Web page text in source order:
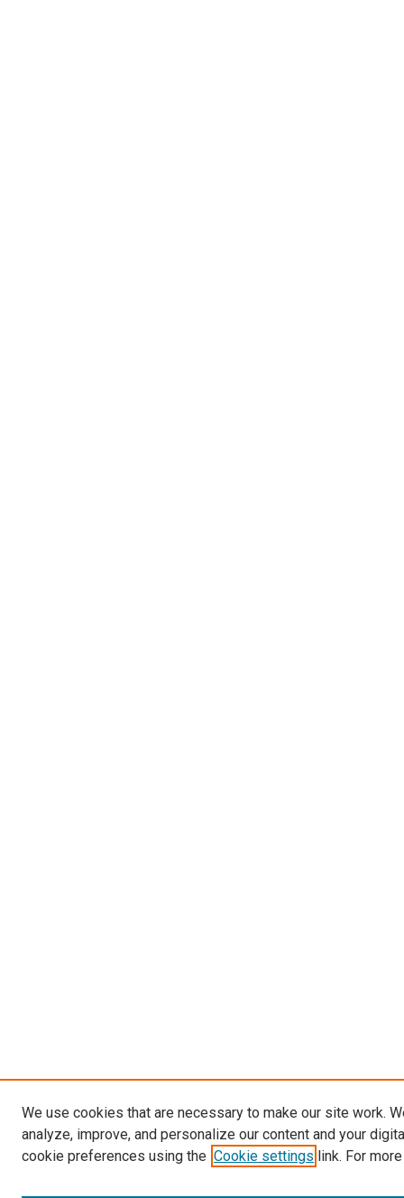
We use cookies that are necessary to make our site work.
analyze, improve, and personalize our content and your
cookie preferences using the Cookie settings link. For